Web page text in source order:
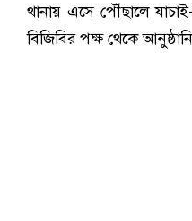
থানায় এসে পৌঁছালে
বিজিবির পক্ষ থেকে